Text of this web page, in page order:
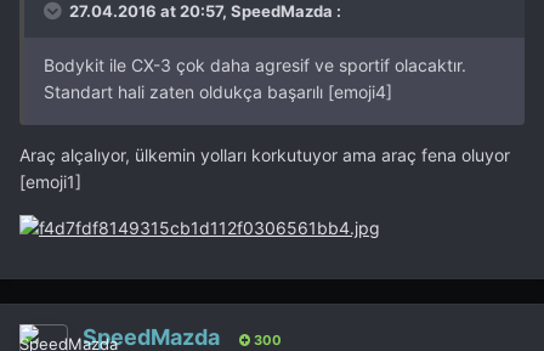
27.04.2016 at 20:57, SpeedMazda :
Bodykit ile CX-3 çok daha agresif ve sportif olacaktır.
Standart hali zaten oldukça başarılı [emoji4]
Araç alçalıyor, ülkemin yolları korkutuyor ama araç fena oluyor
[emoji1]
SpeedMazda 300